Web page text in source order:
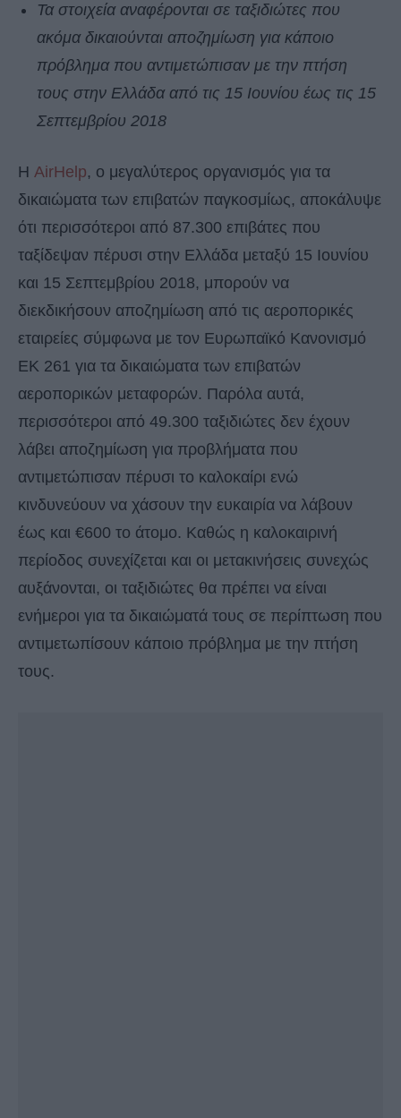
Τα στοιχεία αναφέρονται σε ταξιδιώτες που
ακόμα δικαιούνται αποζημίωση για κάποιο
πρόβλημα που αντιμετώπισαν με την πτήση
τους στην Ελλάδα από τις 15 Ιουνίου έως τις 15
Σεπτεμβρίου 2018
Η AirHelp, ο μεγαλύτερος οργανισμός για τα
δικαιώματα των επιβατών παγκοσμίως, αποκάλυψε
ότι περισσότεροι από 87.300 επιβάτες που
ταξίδεψαν πέρυσι στην Ελλάδα μεταξύ 15 Ιουνίου
και 15 Σεπτεμβρίου 2018, μπορούν να
διεκδικήσουν αποζημίωση από τις αεροπορικές
εταιρείες σύμφωνα με τον Ευρωπαϊκό Κανονισμό
ΕΚ 261 για τα δικαιώματα των επιβατών
αεροπορικών μεταφορών. Παρόλα αυτά,
περισσότεροι από 49.300 ταξιδιώτες δεν έχουν
λάβει αποζημίωση για προβλήματα που
αντιμετώπισαν πέρυσι το καλοκαίρι ενώ
κινδυνεύουν να χάσουν την ευκαιρία να λάβουν
έως και €600 το άτομο. Καθώς η καλοκαιρινή
περίοδος συνεχίζεται και οι μετακινήσεις συνεχώς
αυξάνονται, οι ταξιδιώτες θα πρέπει να είναι
ενήμεροι για τα δικαιώματά τους σε περίπτωση που
αντιμετωπίσουν κάποιο πρόβλημα με την πτήση
τους.